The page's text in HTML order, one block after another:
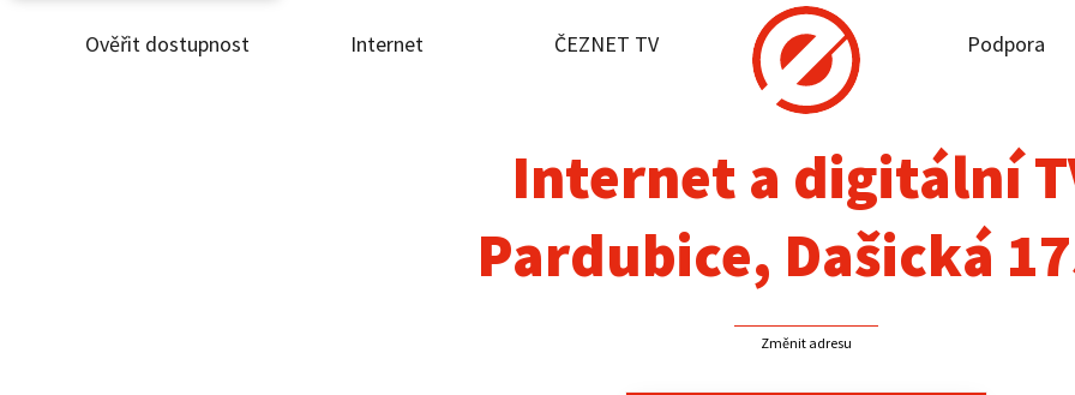
Ověřit dostupnost Internet ČEZNET TV Podpora
Internet
Podpora
Internet a digitální
Pardubice, Dašická
Změnit adresu